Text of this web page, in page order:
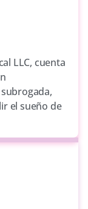
LLC, cuenta
el sueño de